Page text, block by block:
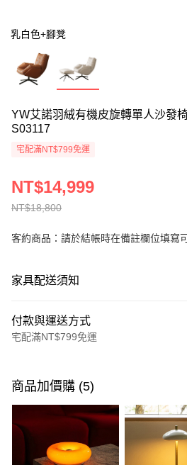
乳白色+腳凳
YW艾諾羽絨有機皮旋轉單人沙發
S03117
宅配滿NT$799免運
NT$18,800
NT$14,999
客約商品：請於結帳時在備註欄位填寫
家具配送須知
付款與運送方式
宅配滿NT$799免運
信用卡一次付款
信用卡分期付款
3 期 0 利率 每期
合作金庫商業銀行
第
6 期 0 利率 每期NT$2,499
商品加價購 (5)